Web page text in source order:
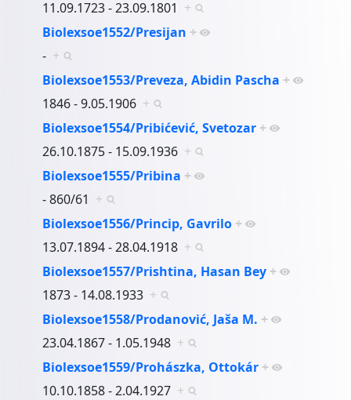
11.09.1723 - 23.09.1801 +
Biolexsoe1552/Presijan +
- +
Biolexsoe1553/Preveza, Abidin Pascha +
1846 - 9.05.1906 +
Biolexsoe1554/Pribićević, Svetozar +
26.10.1875 - 15.09.1936 +
Biolexsoe1555/Pribina +
- 860/61 +
Biolexsoe1556/Princip, Gavrilo +
13.07.1894 - 28.04.1918 +
Biolexsoe1557/Prishtina, Hasan Bey +
1873 - 14.08.1933 +
Biolexsoe1558/Prodanović, Jaša M. +
23.04.1867 - 1.05.1948 +
Biolexsoe1559/Prohászka, Ottokár +
10.10.1858 - 2.04.1927 +